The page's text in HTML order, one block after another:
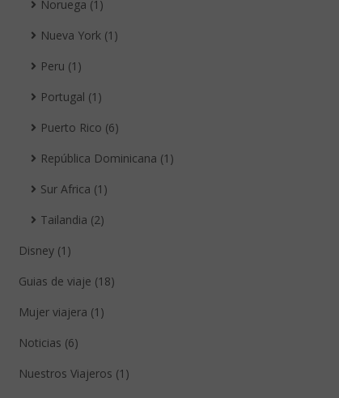
Noruega (1)
Nueva York (1)
Peru (1)
Portugal (1)
Puerto Rico (6)
República Dominicana (1)
Sur Africa (1)
Tailandia (2)
Disney (1)
Guias de viaje (18)
Mujer viajera (1)
Noticias (6)
Nuestros Viajeros (1)